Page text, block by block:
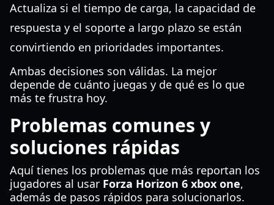
Actualiza si el tiempo de carga, la capacidad de
respuesta y el soporte a largo plazo se están
convirtiendo en prioridades importantes.
Ambas decisiones son válidas. La mejor
depende de cuánto juegas y de qué es lo que
más te frustra hoy.
Problemas comunes y
soluciones rápidas
Aquí tienes los problemas que más reportan los
jugadores al usar Forza Horizon 6 xbox one,
además de pasos rápidos para solucionarlos.